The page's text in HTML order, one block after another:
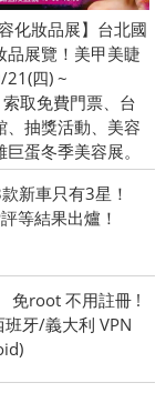
化妝品展】台北國
品展覽！美甲美睫
21(四) ~
取免費門票、台
、抽獎活動、美容
蛋冬季美容展。
新車只有3星！
等結果出爐！
免root 不用註冊 !
牙/義大利 VPN